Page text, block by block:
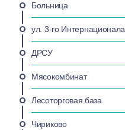
Больница
ул. 3-го Интернационала
ДРСУ
Мясокомбинат
Лесоторговая база
Чириково